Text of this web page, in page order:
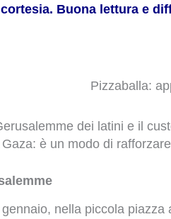
Buona lettura e
Pizzaballa:
dei latini e il
è un modo di
nella piccola